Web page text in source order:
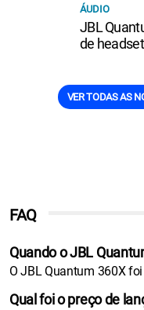
ÁUDIO
JBL
de
VER TODAS AS
FAQ
Quando o JBL
O JBL Quantum 360X
Qual foi o preço de